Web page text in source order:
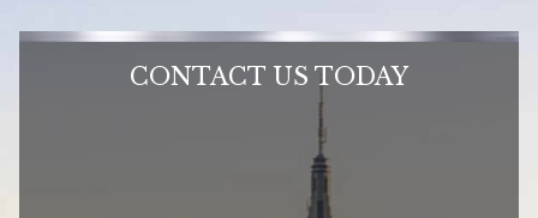
CONTACT US TODAY